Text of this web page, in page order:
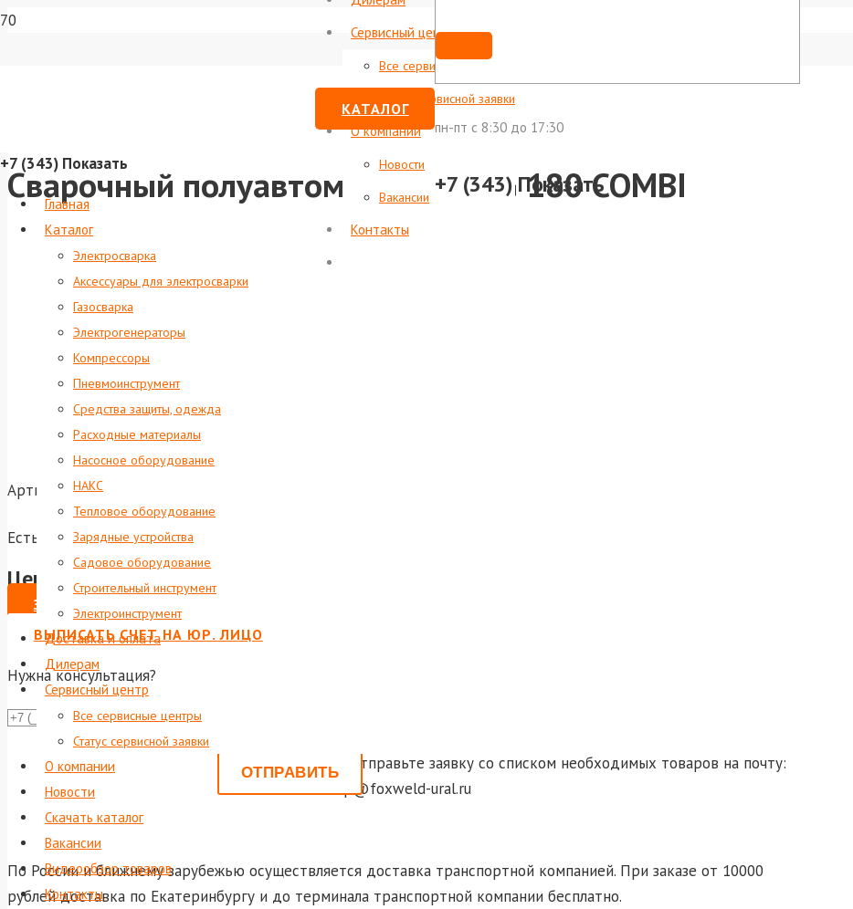
Сервисный центр
Все сервисные центры
Статус сервисной заявки
О компании
Новости
Вакансии
Контакты
КАТАЛОГ
пн-пт c 8:30 до 17:30
+7 (343)Показать
+7 (343) Показать
Главная
Каталог
Электросварка
Аксессуары для электросварки
Газосварка
Электрогенераторы
Компрессоры
Пневмоинструмент
Средства защиты, одежда
Расходные материалы
Насосное оборудование
НАКС
Тепловое оборудование
Зарядные устройства
Садовое оборудование
Строительный инструмент
Электроинструмент
Доставка и оплата
Дилерам
Сервисный центр
Все сервисные центры
Статус сервисной заявки
О компании
Новости
Скачать каталог
Вакансии
Видеообзор товаров
Контакты
Сварочный полуавтомат UNO MIG 180 COMBI
Артикул: foxweld-6787
Есть в наличии
Цена по запросу
ЗАКАЗАТЬ
ВЫПИСАТЬ СЧЕТ НА ЮР. ЛИЦО
Нужна консультация?
Или отправьте заявку со списком необходимых товаров на почту:
shop@foxweld-ural.ru
По России и ближнему зарубежью осуществляется доставка транспортной компанией. При заказе от 10000
рублей доставка по Екатеринбургу и до терминала транспортной компании бесплатно.